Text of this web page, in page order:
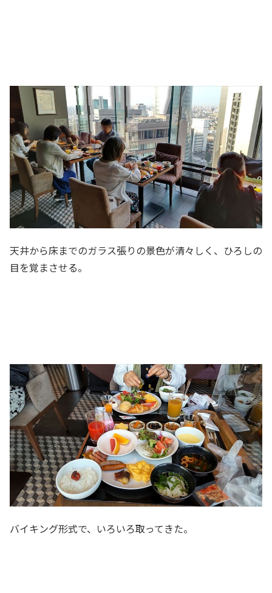
天井から床までのガラス張りの景色が清々しく、ひろしの
目を覚まさせる。
バイキング形式で、いろいろ取ってきた。